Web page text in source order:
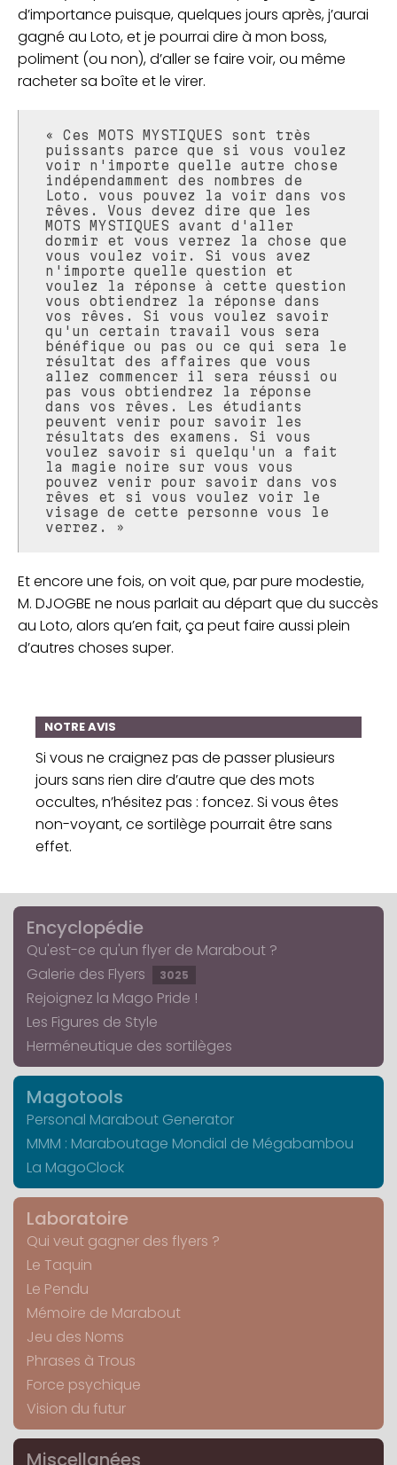
d’importance puisque, quelques jours après, j’aurai
gagné au Loto, et je pourrai dire à mon boss,
poliment (ou non), d’aller se faire voir, ou même
racheter sa boîte et le virer.
« Ces MOTS MYSTIQUES sont très
puissants parce que si vous voulez
voir n'importe quelle autre chose
indépendamment des nombres de
Loto. vous pouvez la voir dans vos
rêves. Vous devez dire que les
MOTS MYSTIQUES avant d'aller
dormir et vous verrez la chose que
vous voulez voir. Si vous avez
n'importe quelle question et
voulez la réponse à cette question
vous obtiendrez la réponse dans
vos rêves. Si vous voulez savoir
qu'un certain travail vous sera
bénéfique ou pas ou ce qui sera le
résultat des affaires que vous
allez commencer il sera réussi ou
pas vous obtiendrez la réponse
dans vos rêves. Les étudiants
peuvent venir pour savoir les
résultats des examens. Si vous
voulez savoir si quelqu'un a fait
la magie noire sur vous vous
pouvez venir pour savoir dans vos
rêves et si vous voulez voir le
visage de cette personne vous le
verrez. »
Et encore une fois, on voit que, par pure modestie,
M. DJOGBE ne nous parlait au départ que du succès
au Loto, alors qu’en fait, ça peut faire aussi plein
d’autres choses super.
NOTRE AVIS
Si vous ne craignez pas de passer plusieurs
jours sans rien dire d’autre que des mots
occultes, n’hésitez pas : foncez. Si vous êtes
non-voyant, ce sortilège pourrait être sans
effet.
Encyclopédie
Qu'est-ce qu'un flyer de Marabout ?
Galerie des Flyers
3025
Rejoignez la Mago Pride !
Les Figures de Style
Herméneutique des sortilèges
Magotools
Personal Marabout Generator
MMM : Maraboutage Mondial de Mégabambou
La MagoClock
Laboratoire
Qui veut gagner des flyers ?
Le Taquin
Le Pendu
Mémoire de Marabout
Jeu des Noms
Phrases à Trous
Force psychique
Vision du futur
Miscellanées